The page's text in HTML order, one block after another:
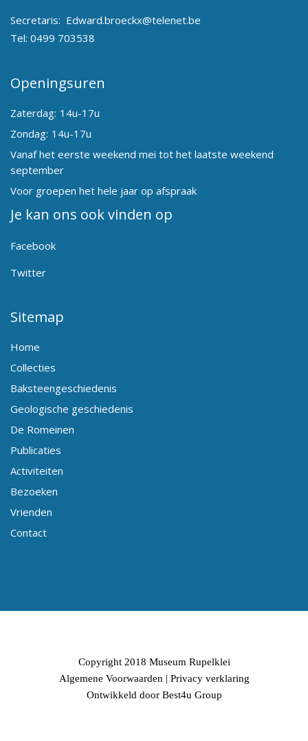
Secretaris: Edward.broeckx@telenet.be
Tel: 0499 703538
Openingsuren
Zaterdag: 14u-17u
Zondag: 14u-17u
Vanaf het eerste weekend mei tot het laatste weekend
september
Voor groepen het hele jaar op afspraak
Je kan ons ook vinden op
Facebook
Twitter
Sitemap
Home
Collecties
Baksteengeschiedenis
Geologische geschiedenis
De Romeinen
Publicaties
Activiteiten
Bezoeken
Vrienden
Contact
Copyright 2018 Museum Rupelklei
Algemene Voorwaarden| Privacy verklaring
Ontwikkeld door Best4u Group